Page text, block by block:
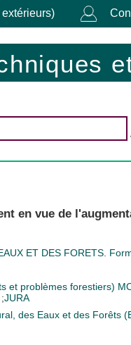
en vue de
ET DES FORETS.
et problèmes forestiers)
;JURA
des Eaux et des Forêts